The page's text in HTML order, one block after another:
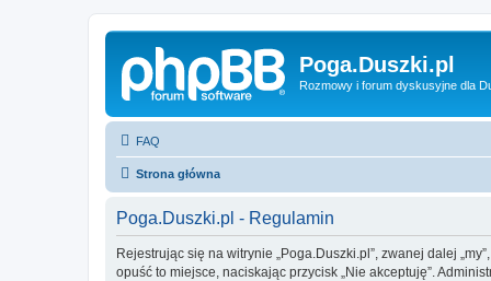
Poga.Duszki.pl
Rozmowy i forum dyskusyjne dla
FAQ
Strona główna
Poga.Duszki.pl - Regulamin
Rejestrując się na witrynie „Poga.Duszki.pl”, zwanej dalej
opuść to miejsce, naciskając przycisk „Nie akceptuję”.